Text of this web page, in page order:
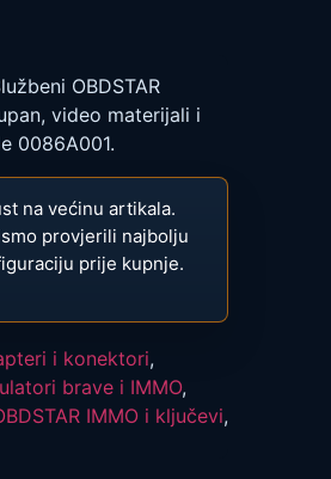
OBDSTAR
video materijali i
0086A001.
na većinu artikala.
provjerili najbolju
prije kupnje.
i konektori,
brave i IMMO,
IMMO i ključevi,